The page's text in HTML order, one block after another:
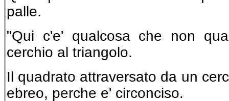
palle.
"Qui c'e' qualcosa che non
cerchio al triangolo.
Il quadrato attraversato da un
ebreo, perche e' circonciso.